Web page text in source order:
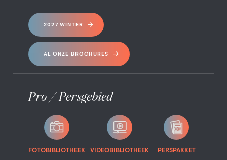
2027 WINTER
AL ONZE BROCHURES
Pro / Persgebied
FOTOBIBLIOTHEEK VIDEOBIBLIOTHEEK PERSPAKKET